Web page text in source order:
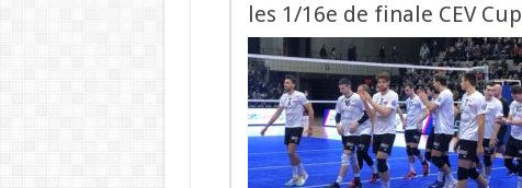
les 1/16e de finale CEV Cup